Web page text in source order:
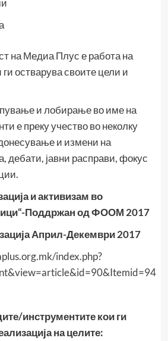
на Медиа Плус е работа на
ги остварува своите цели и
и лобирање во име на
е преку учество во неколку
и измени на
дебати, јавни расправи, фокус
и активизам во
Поддржан од ФООМ 2017
Април-Декември 2017
index.php?
инструментите кои ги
на целите: